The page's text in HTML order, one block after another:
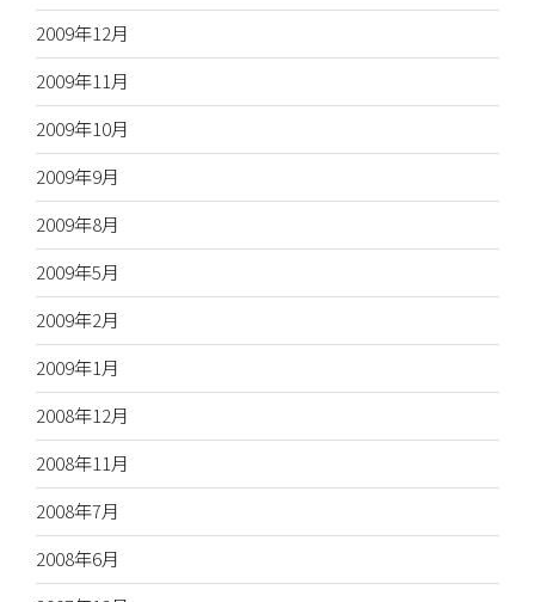
2009年12月
2009年11月
2009年10月
2009年9月
2009年8月
2009年5月
2009年2月
2009年1月
2008年12月
2008年11月
2008年7月
2008年6月